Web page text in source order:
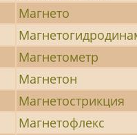
Магнето
Магнетометр
Магнетон
Магнетострикция
Магнетофлекс